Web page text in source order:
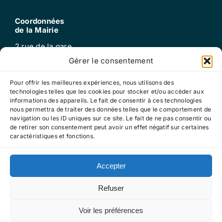
Gérer le consentement
Pour offrir les meilleures expériences, nous utilisons des
technologies telles que les cookies pour stocker et/ou accéder aux
informations des appareils. Le fait de consentir à ces technologies
nous permettra de traiter des données telles que le comportement de
navigation ou les ID uniques sur ce site. Le fait de ne pas consentir ou
de retirer son consentement peut avoir un effet négatif sur certaines
caractéristiques et fonctions.
Accepter
Refuser
Voir les préférences
Coordonnées
de la Mairie
2 rue de la gare
25220 Roche-lez-beaupré
mail : mairie@roche-lez-beaupre.fr
Horaires
d’ouverture
Lundi, mardi, jeudi, vendredi : 13h30-17h30